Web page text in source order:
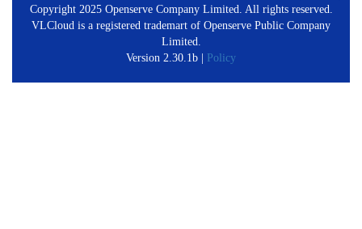
Copyright 2025 Openserve Company Limited. All rights reserved.
VLCloud is a registered trademart of Openserve Public Company
Limited.
Version 2.30.1b |
Policy